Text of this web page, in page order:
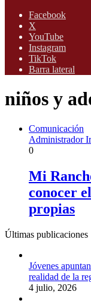
Facebook
X
YouTube
Instagram
TikTok
Barra lateral
niños y
Comunicación
Administrador
0
Mi
conocer
propias
Últimas publicaciones
Jóvenes
realidad de la
4 julio, 2026